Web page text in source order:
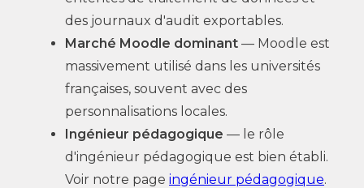
des journaux d'audit exportables.
Marché Moodle dominant — Moodle est
massivement utilisé dans les universités
françaises, souvent avec des
personnalisations locales.
Ingénieur pédagogique — le rôle
d'ingénieur pédagogique est bien établi.
Voir notre page ingénieur pédagogique.